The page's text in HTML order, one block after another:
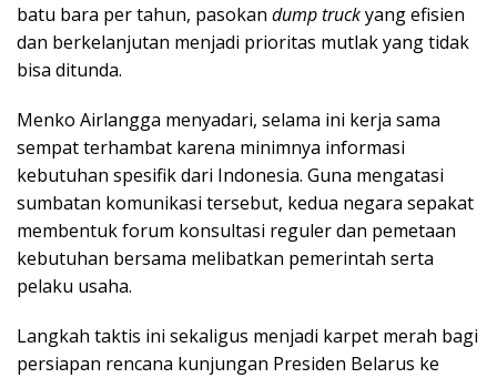
batu bara per tahun, pasokan dump truckyang efisien
dan berkelanjutan menjadi prioritas mutlak yang tidak
bisa ditunda.
Menko Airlangga menyadari, selama ini kerja sama
sempat terhambat karena minimnya informasi
kebutuhan spesifik dari Indonesia. Guna mengatasi
sumbatan komunikasi tersebut, kedua negara sepakat
membentuk forum konsultasi reguler dan pemetaan
kebutuhan bersama melibatkan pemerintah serta
pelaku usaha.
Langkah taktis ini sekaligus menjadi karpet merah bagi
persiapan rencana kunjungan Presiden Belarus ke